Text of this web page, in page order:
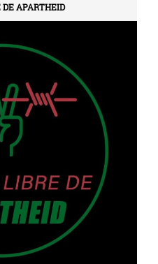
DE APARTHEID